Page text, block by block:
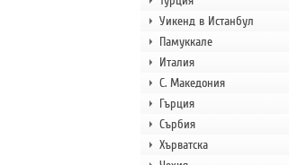
Уикенд в Истанбул
Памуккале
Италия
С. Македония
Гърция
Сърбия
Хърватска